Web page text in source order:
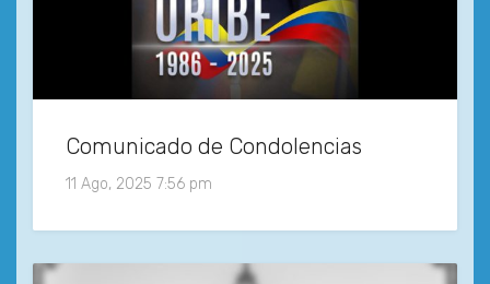
Comunicado de Condolencias
11 Ago, 2025 7:56 pm